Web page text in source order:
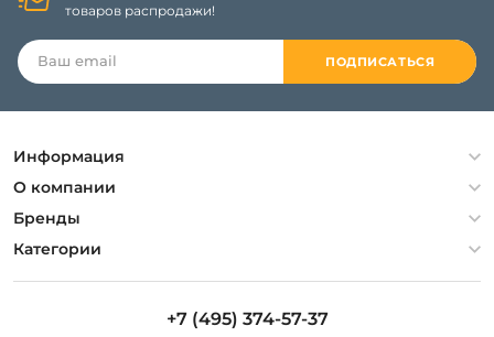
товаров распродажи!
ПОДПИСАТЬСЯ
Информация
Политика конфиденциальности
Гарантия
Оплата и доставка
О компании
О компании
Контакты
Бренды
Artelamp
Категории
Люстры
+7 (495) 374-57-37